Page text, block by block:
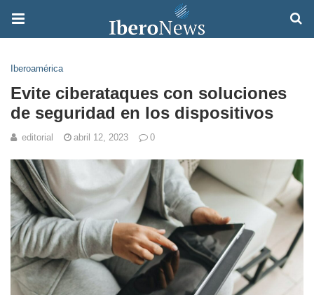
Iberoamérica
Evite ciberataques con soluciones
de seguridad en los dispositivos
editorial abril 12, 2023 0